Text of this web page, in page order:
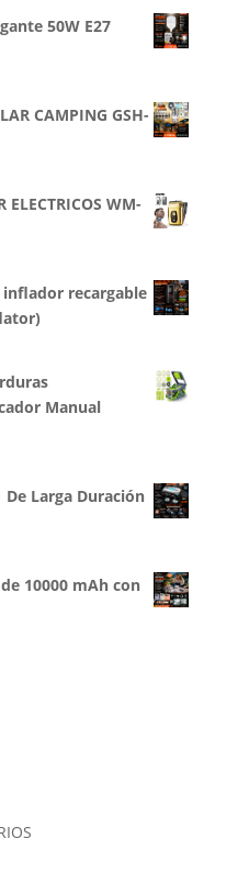
50W E27
CAMPING GSH-
ELECTRICOS WM-
inflador recargable
Manual
Larga Duración
de 10000 mAh con